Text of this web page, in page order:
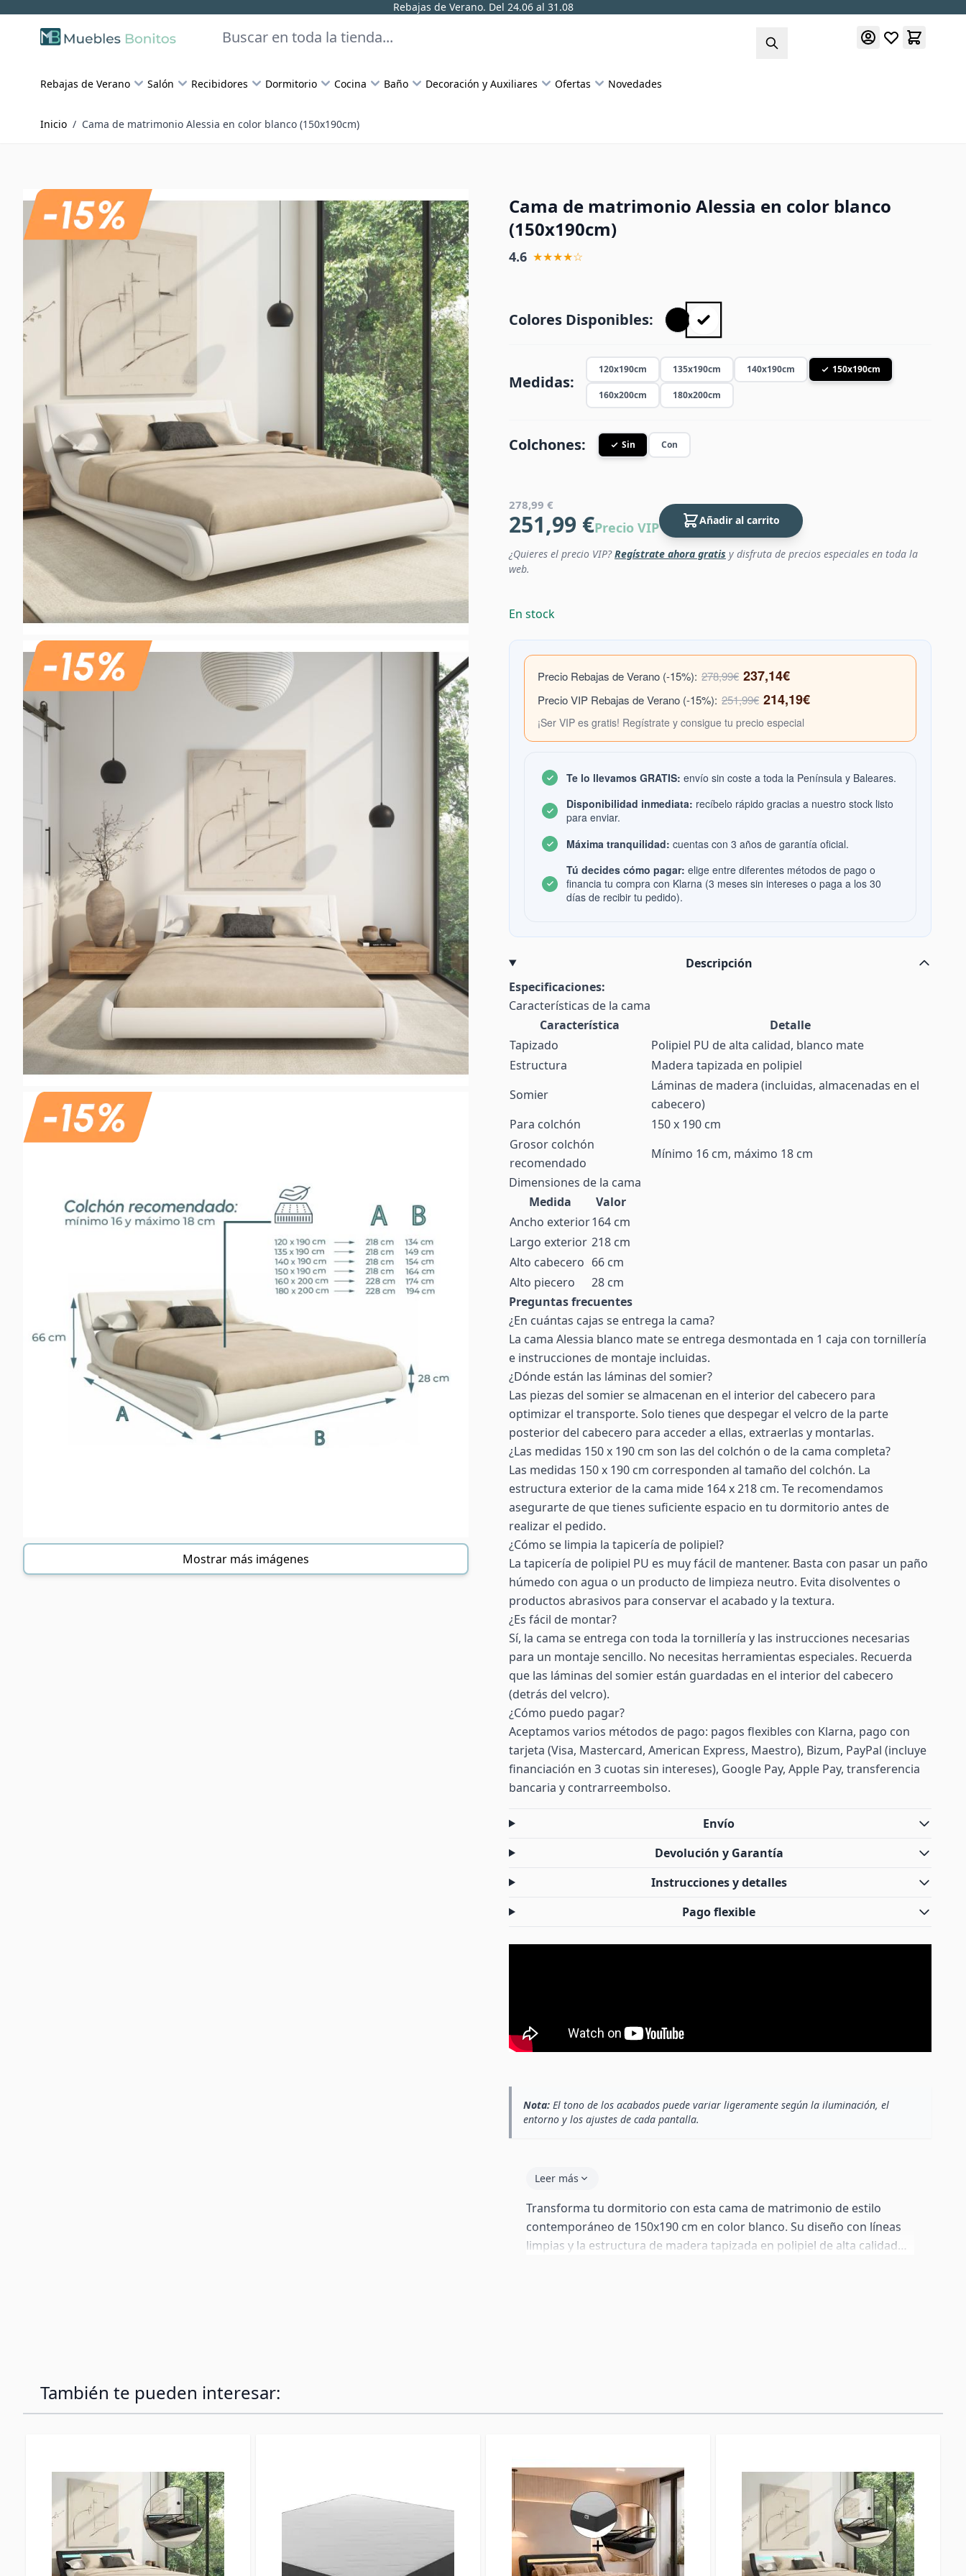
Rebajas de Verano. Del 24.06 al 31.08
Skip to Content
Buscar
Rebajas de Verano Salón Recibidores Dormitorio Cocina Baño Decoración y Auxiliares Ofertas Novedades
Inicio / Cama de matrimonio Alessia en color blanco (150x190cm)
Mostrar más imágenes
Cama de matrimonio Alessia en color blanco
(150x190cm)
4.6 ★★★★☆
Colores Disponibles:
Medidas:
120x190cm 135x190cm 140x190cm 150x190cm
160x200cm 180x200cm
Colchones: Sin Con
278,99 €
251,99 €Precio VIP Añadir al carrito
¿Quieres el precio VIP?Regístrate ahora gratis y disfruta de precios especiales en toda la
web.
En stock
Precio Rebajas de Verano (-15%): 278,99€ 237,14€
Precio VIP Rebajas de Verano (-15%): 251,99€ 214,19€
¡Ser VIP es gratis! Regístrate y consigue tu precio especial
Te lo llevamos GRATIS: envío sin coste a toda la Península y Baleares.
Disponibilidad inmediata: recíbelo rápido gracias a nuestro stock listo
para enviar.
Máxima tranquilidad: cuentas con 3 años de garantía oficial.
Tú decides cómo pagar: elige entre diferentes métodos de pago o
financia tu compra con Klarna (3 meses sin intereses o paga a los 30
días de recibir tu pedido).
Descripción
Especificaciones:
Características de la cama
Característica
Detalle
Tapizado
Polipiel PU de alta calidad, blanco mate
Estructura
Madera tapizada en polipiel
Somier
Láminas de madera (incluidas, almacenadas en el
cabecero)
Para colchón
150 x 190 cm
Grosor colchón
recomendado
Mínimo 16 cm, máximo 18 cm
Dimensiones de la cama
Medida
Valor
Ancho exterior164 cm
Largo exterior 218 cm
Alto cabecero 66 cm
Alto piecero
28 cm
Preguntas frecuentes
¿En cuántas cajas se entrega la cama?
La cama Alessia blanco mate se entrega desmontada en 1 caja con tornillería
e instrucciones de montaje incluidas.
¿Dónde están las láminas del somier?
Las piezas del somier se almacenan en el interior del cabecero para
optimizar el transporte. Solo tienes que despegar el velcro de la parte
posterior del cabecero para acceder a ellas, extraerlas y montarlas.
¿Las medidas 150 x 190 cm son las del colchón o de la cama completa?
Las medidas 150 x 190 cm corresponden al tamaño del colchón. La
estructura exterior de la cama mide 164 x 218 cm. Te recomendamos
asegurarte de que tienes suficiente espacio en tu dormitorio antes de
realizar el pedido.
¿Cómo se limpia la tapicería de polipiel?
La tapicería de polipiel PU es muy fácil de mantener. Basta con pasar un paño
húmedo con agua o un producto de limpieza neutro. Evita disolventes o
productos abrasivos para conservar el acabado y la textura.
¿Es fácil de montar?
Sí, la cama se entrega con toda la tornillería y las instrucciones necesarias
para un montaje sencillo. No necesitas herramientas especiales. Recuerda
que las láminas del somier están guardadas en el interior del cabecero
(detrás del velcro).
¿Cómo puedo pagar?
Aceptamos varios métodos de pago: pagos flexibles con Klarna, pago con
tarjeta (Visa, Mastercard, American Express, Maestro), Bizum, PayPal (incluye
financiación en 3 cuotas sin intereses), Google Pay, Apple Pay, transferencia
bancaria y contrarreembolso.
Envío
Devolución y Garantía
Instrucciones y detalles
Pago flexible
Nota: El tono de los acabados puede variar ligeramente según la iluminación, el
entorno y los ajustes de cada pantalla.
Leer más
Transforma tu dormitorio con esta cama de matrimonio de estilo
contemporáneo de 150x190 cm en color blanco. Su diseño con líneas
limpias y la estructura de madera tapizada en polipiel de alta calidad
También te pueden interesar: